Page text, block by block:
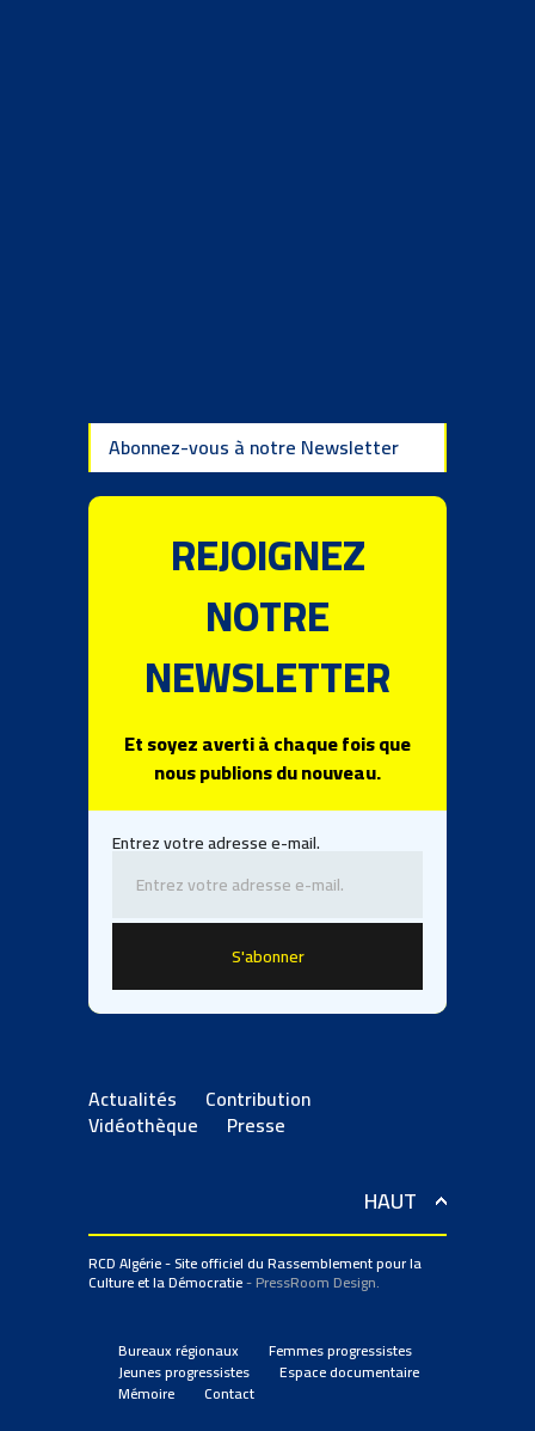
Abonnez-vous à notre Newsletter
REJOIGNEZ
NOTRE
NEWSLETTER
Et soyez averti à chaque fois que
nous publions du nouveau.
Entrez votre adresse e-mail.
Actualités Contribution
Vidéothèque Presse
HAUT
RCD Algérie - Site officiel du Rassemblement pour la
Culture et la Démocratie- PressRoom Design.
Bureaux régionaux Femmes progressistes
Jeunes progressistes Espace documentaire
Mémoire Contact